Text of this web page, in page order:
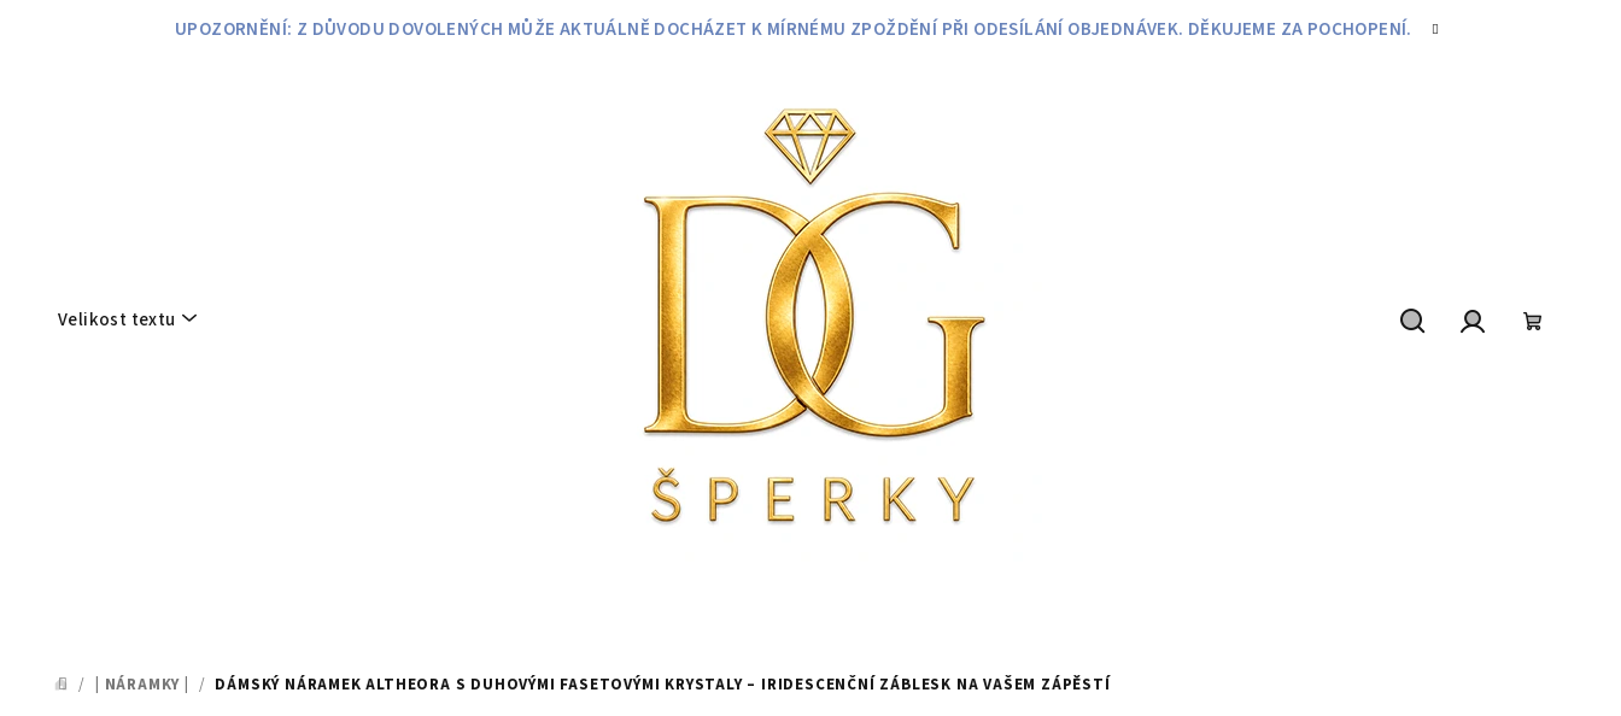
UPOZORNĚNÍ: Z DŮVODU DOVOLENÝCH MŮŽE AKTUÁLNĚ DOCHÁZET K MÍRNÉMU ZPOŽDĚNÍ PŘI ODESÍLÁNÍ OBJEDNÁVEK. DĚKUJEME ZA POCHOPENÍ.
Velikost textu
DOMŮ
/ | NÁRAMKY | / DÁMSKÝ NÁRAMEK ALTHEORA S DUHOVÝMI FASETOVÝMI KRYSTALY – IRIDESCENČNÍ ZÁBLESK NA VAŠEM ZÁPĚSTÍ